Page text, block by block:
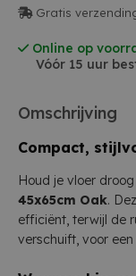
Gratis
Online op
Vóór 15 uur
Omschrijving
Compact,
Houd je vloer
45x65cm Oak.
efficiënt, terwijl de
verschuift, voor